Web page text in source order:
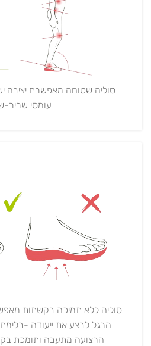
סוליה שטוחה מאפשרת יציבה
עומסי שריר-
סוליה ללא תמיכה בקשתות
הרגל לבצע את ייעודה -
הרצועה מתעבה ותומכת